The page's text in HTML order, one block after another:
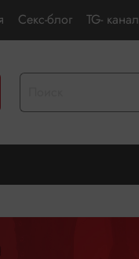
Секс-блог TG- канал